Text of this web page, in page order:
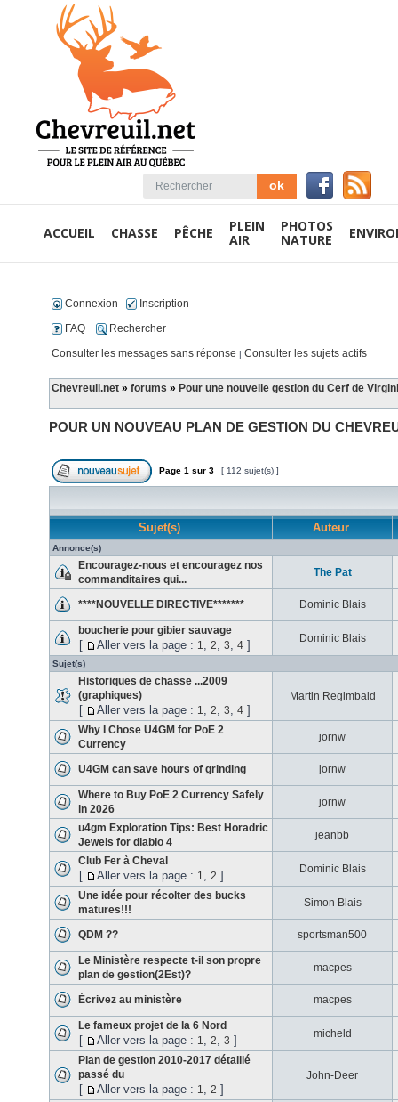
ACCUEIL CHASSE PÊCHE
PLEIN
AIR
PHOTOS
NATURE
Connexion
Inscription
FAQ
Rechercher
Consulter les messages sans réponse | Consulter les sujets actifs
Chevreuil.net » forums » Pour une nouvelle gestion du Cerf de
POUR UN NOUVEAU PLAN DE GESTION DU
Page 1 sur 3 [ 112 sujet(s) ]
Sujet(s) Auteur
Annonce(s)
Encouragez-nous et encouragez nos
commanditaires qui...
The Pat
****NOUVELLE DIRECTIVE******* Dominic Blais
boucherie pour gibier sauvage
[ Aller vers la page : 1, 2, 3, 4 ] Dominic Blais
Sujet(s)
Historiques de chasse ...2009
(graphiques)
[ Aller vers la page : 1, 2, 3, 4 ]
Martin Regimbald
Why I Chose U4GM for PoE 2
Currency
jornw
U4GM can save hours of grinding jornw
Where to Buy PoE 2 Currency Safely
in 2026
jornw
u4gm Exploration Tips: Best Horadric
Jewels for diablo 4
jeanbb
Club Fer à Cheval
[ Aller vers la page : 1, 2 ] Dominic Blais
Une idée pour récolter des bucks
matures!!!
Simon Blais
QDM ?? sportsman500
Le Ministère respecte t-il son propre
plan de gestion(2Est)?
macpes
Écrivez au ministère macpes
Le fameux projet de la 6 Nord
[ Aller vers la page : 1, 2, 3 ] micheld
Plan de gestion 2010-2017 détaillé
passé du
[ Aller vers la page : 1, 2 ]
John-Deer